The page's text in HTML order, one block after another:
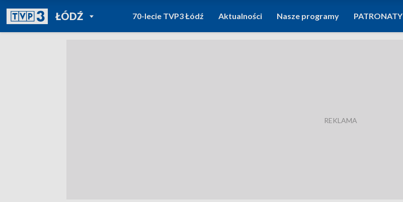
ŁÓDŹPOWRÓT DO
TVP REGIONY
70-lecie TVP3 Łódź Aktualności Nasze programy PATRONATY